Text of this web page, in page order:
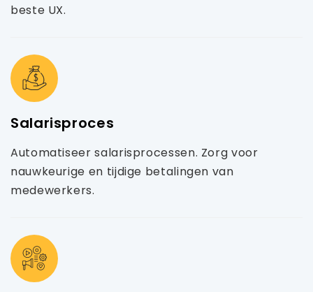
beste UX.
Salarisproces
Automatiseer salarisprocessen. Zorg voor
nauwkeurige en tijdige betalingen van
medewerkers.